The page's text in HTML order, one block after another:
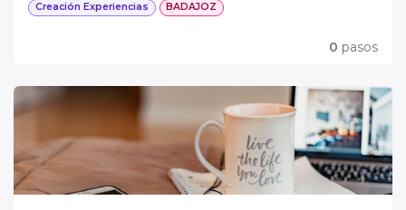
Creación Experiencias BADAJOZ
0 pasos